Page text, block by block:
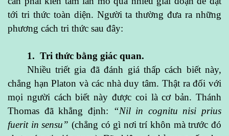
tới tri thức toàn diện. Người ta thường đưa ra những
phương cách tri thức sau đây:
1. Tri thức bằng giác quan.
Nhiều triết gia đã đánh giá thấp cách biết này,
chẳng hạn Platon và các nhà duy tâm. Thật ra đối với
mọi người cách biết này được coi là cơ bản. Thánh
Thomas đã khẳng định:
“Nil in cognitu nisi prius
fuerit in sensu” (chẳng có gì nơi trí khôn mà trước đó